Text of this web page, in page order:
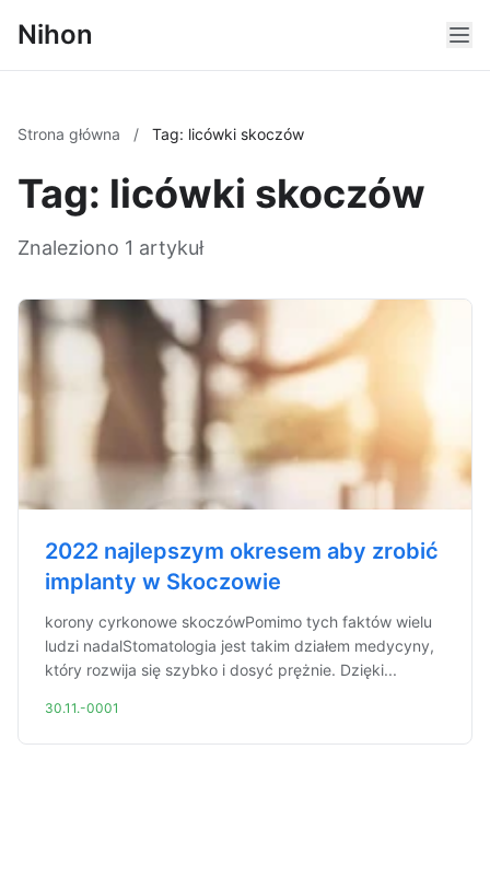
Nihon
Strona główna / Tag: licówki skoczów
Tag: licówki skoczów
Znaleziono 1 artykuł
2022 najlepszym okresem aby zrobić
implanty w Skoczowie
korony cyrkonowe skoczówPomimo tych faktów wielu
ludzi nadalStomatologia jest takim działem medycyny,
który rozwija się szybko i dosyć prężnie. Dzięki...
30.11.-0001